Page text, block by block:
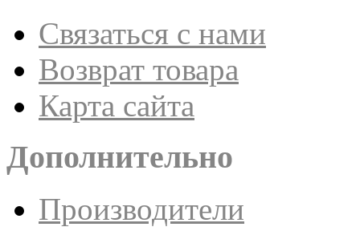
Связаться с нами
Возврат товара
Карта сайта
Дополнительно
Производители